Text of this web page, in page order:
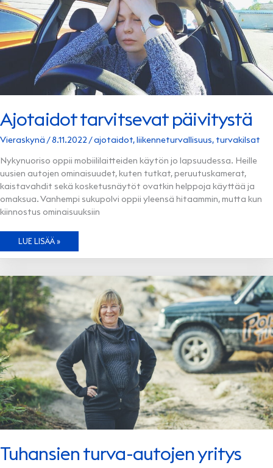
Ajotaidot tarvitsevat päivitystä
Vieraskynä /8.11.2022 /ajotaidot,liikenneturvallisuus, turvakilsat
Nykynuoriso oppii mobiililaitteiden käytön jo lapsuudessa. Heille
uusien autojen ominaisuudet, kuten tutkat, peruutuskamerat,
kaistavahdit sekä kosketusnäytöt ovatkin helppoja käyttää ja
omaksua. Vanhempi sukupolvi oppii yleensä hitaammin, mutta kun
kiinnostus ominaisuuksiin
AJOTAIDOT
PÄIVITYSTÄ
LUE LISÄÄ »
Tuhansien turva-autojen yritys